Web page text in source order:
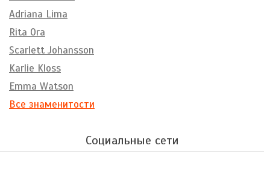
Adriana Lima
Rita Ora
Scarlett Johansson
Karlie Kloss
Emma Watson
Все знаменитости
Социальные сети